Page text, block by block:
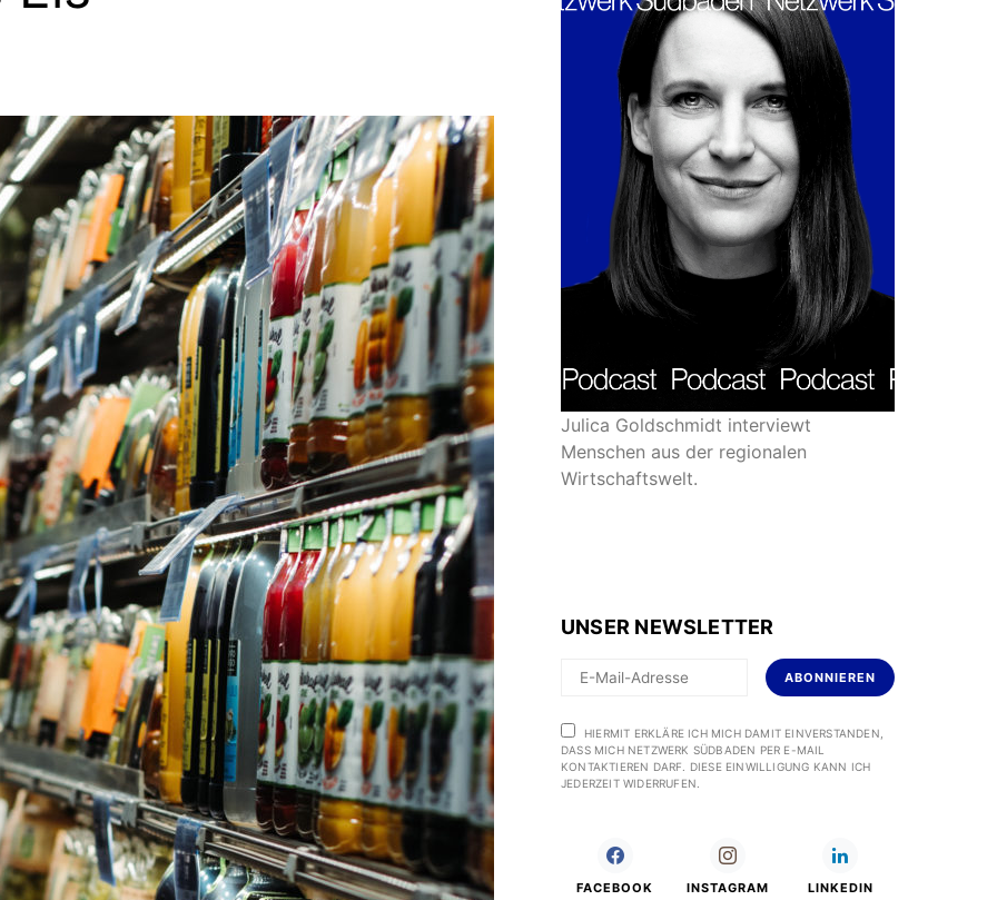
Julica Goldschmidt interviewt
Menschen aus der regionalen
Wirtschaftswelt.
UNSER NEWSLETTER
ABONNIEREN
HIERMIT ERKLÄRE ICH MICH DAMIT EINVERSTANDEN,
DASS MICH NETZWERK SÜDBADEN PER E-MAIL
KONTAKTIEREN DARF. DIESE EINWILLIGUNG KANN ICH
JEDERZEIT WIDERRUFEN.
FACEBOOK INSTAGRAM LINKEDIN